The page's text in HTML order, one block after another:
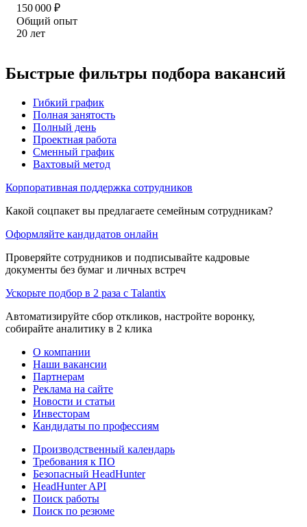
150 000 ₽
Общий опыт
20 лет
Быстрые фильтры подбора вакансий
Гибкий график
Полная занятость
Полный день
Проектная работа
Сменный график
Вахтовый метод
Корпоративная поддержка сотрудников
Какой соцпакет вы предлагаете семейным сотрудникам?
Оформляйте кандидатов онлайн
Проверяйте сотрудников и подписывайте кадровые
документы без бумаг и личных встреч
Ускорьте подбор в 2 раза с Talantix
Автоматизируйте сбор откликов, настройте воронку,
собирайте аналитику в 2 клика
О компании
Наши вакансии
Партнерам
Реклама на сайте
Новости и статьи
Инвесторам
Кандидаты по профессиям
Производственный календарь
Требования к ПО
Безопасный HeadHunter
HeadHunter API
Поиск работы
Поиск по резюме